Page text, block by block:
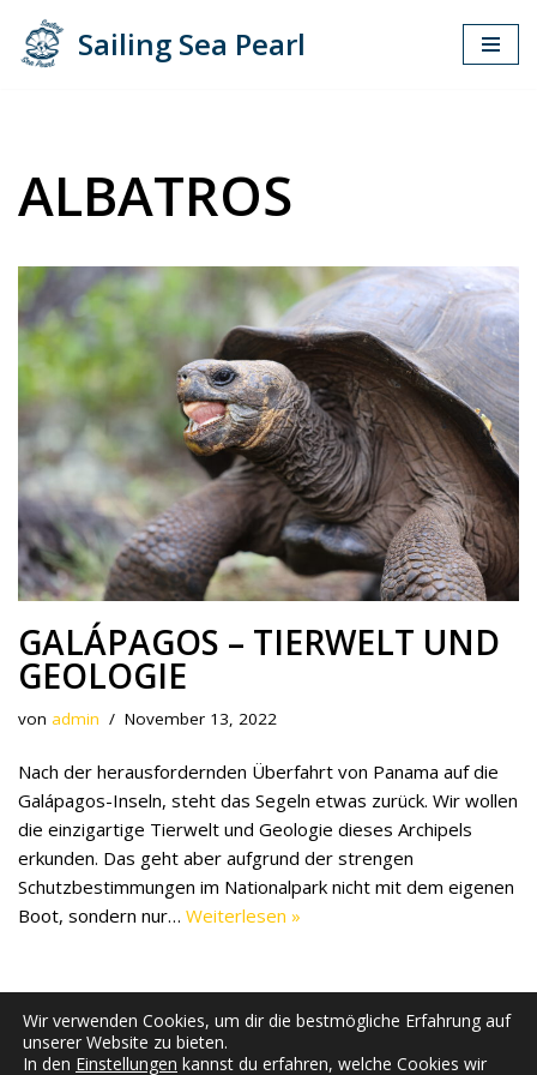
Zum
Sailing Sea Pearl
ALBATROS
GALÁPAGOS – TIERWELT UND
GEOLOGIE
von admin November 13, 2022
Nach der herausfordernden Überfahrt von Panama auf die
Galápagos-Inseln, steht das Segeln etwas zurück. Wir wollen
die einzigartige Tierwelt und Geologie dieses Archipels
erkunden. Das geht aber aufgrund der strengen
Schutzbestimmungen im Nationalpark nicht mit dem eigenen
Boot, sondern nur… Weiterlesen »
Wir verwenden Cookies, um dir die bestmögliche Erfahrung auf
unserer Website zu bieten.
In den Einstellungen kannst du erfahren, welche Cookies wir